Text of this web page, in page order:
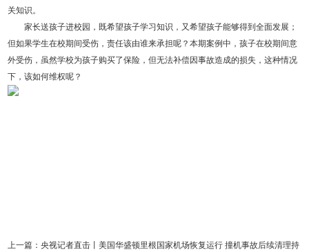
关知识。
家长送孩子进校园，既希望孩子学习知识，又希望孩子能够得到全面发展；
但如果学生在校期间受伤，责任该由谁来承担呢？本期案例中，孩子在校期间意
外受伤，虽然学校为孩子购买了保险，但无法补偿因事故造成的损失，这种情况
下，该如何维权呢？
上一篇：央视记者直击丨美国华盛顿里根国家机场恢复运行 撞机事故后续清理持